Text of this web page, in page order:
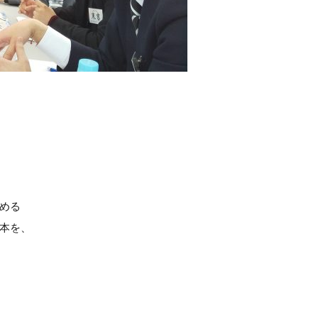
る
を、